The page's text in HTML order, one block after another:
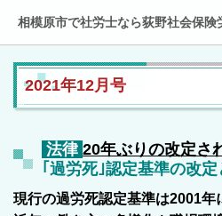
相模原市で社労士なら荻野社会保険
2021年12月号
法律 20年ぶりの改定さ
｢過労死｣認定基準の改
現行の過労死認定基準は2001年